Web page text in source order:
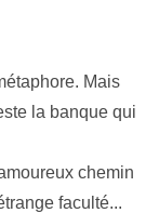
Mais
la banque qui
chemin
faculté...